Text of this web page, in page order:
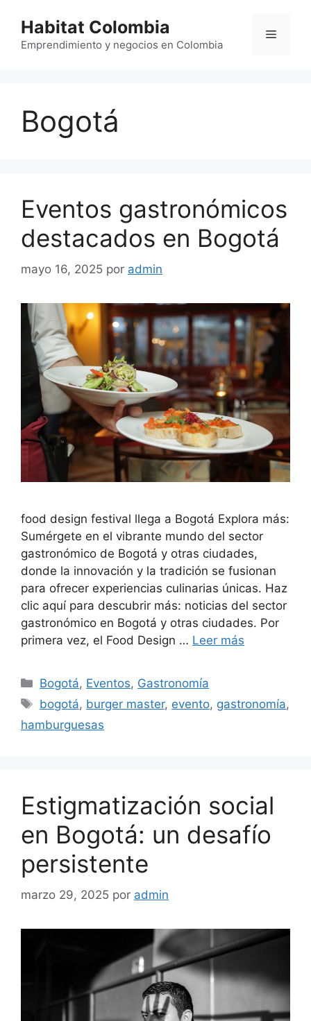
contenido
Habitat Colombia
Emprendimiento y negocios en Colombia
Menú
Bogotá
Eventos gastronómicos
destacados en Bogotá
mayo 16, 2025 por admin
food design festival llega a Bogotá Explora más:
Sumérgete en el vibrante mundo del sector
gastronómico de Bogotá y otras ciudades,
donde la innovación y la tradición se fusionan
para ofrecer experiencias culinarias únicas. Haz
clic aquí para descubrir más: noticias del sector
gastronómico en Bogotá y otras ciudades. Por
primera vez, el Food Design … Leer más
Categorías
Bogotá, Eventos, Gastronomía
Etiquetas
bogotá, burger master, evento, gastronomía,
hamburguesas
Estigmatización social
en Bogotá: un desafío
persistente
marzo 29, 2025 por admin